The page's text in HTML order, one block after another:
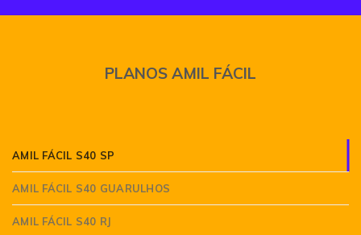
PLANOS AMIL FÁCIL
AMIL FÁCIL S40 SP
AMIL FÁCIL S40 GUARULHOS
AMIL FÁCIL S40 RJ